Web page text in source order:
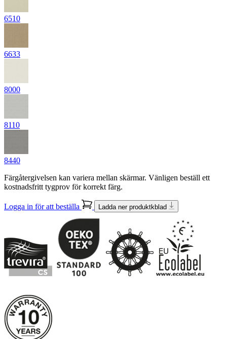
6510
6633
8000
8110
8440
Färgåtergivelsen kan variera mellan skärmar. Vänligen beställ ett
kostnadsfritt tygprov för korrekt färg.
Logga in för att beställa Ladda ner produktkblad